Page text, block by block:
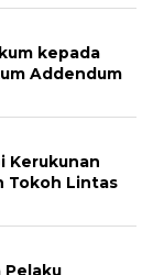
kepada
Addendum
Kerukunan
Tokoh Lintas
Pelaku